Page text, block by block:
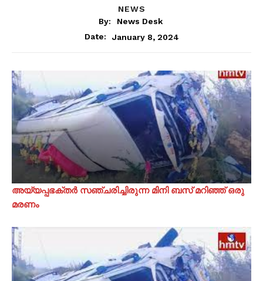
NEWS
By:
News Desk
Date:
January 8, 2024
അയ്യപ്പഭക്തർ സഞ്ചരിച്ചിരുന്ന മിനി ബസ് മറിഞ്ഞ് ഒരു
മരണം